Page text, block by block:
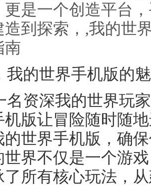
更是一个创造平台
造到探索，,我的世
南
我的世界手机版的
名资深我的世界玩
机版让冒险随时随
的世界手机版，确
世界不仅是一个游
了所有核心玩法，